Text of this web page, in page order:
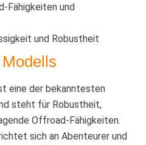
Fähigkeiten und
und Robustheit
eine der bekanntesten
steht für Robustheit,
Offroad-Fähigkeiten.
sich an Abenteurer und